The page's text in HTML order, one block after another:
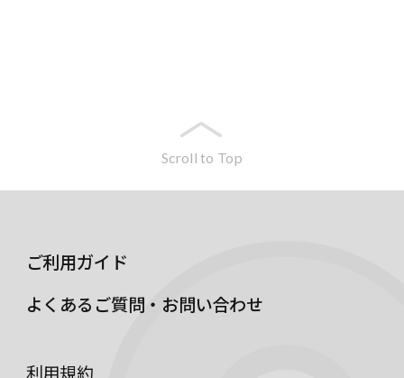
Scroll to Top
ご利用ガイド
よくあるご質問・お問い合わせ
利用規約